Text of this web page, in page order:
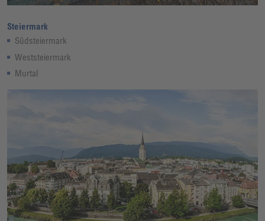
Steiermark
Südsteiermark
Weststeiermark
Murtal